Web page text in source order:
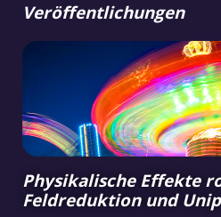
Veröffentlichungen
Physikalische Effekte
Feldreduktion und